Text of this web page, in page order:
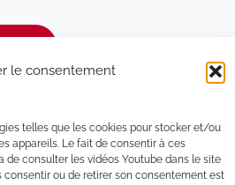
le consentement
telles que les cookies pour stocker et/ou
appareils. Le fait de consentir à ces
de consulter les vidéos Youtube dans le site
consentir ou de retirer son consentement est